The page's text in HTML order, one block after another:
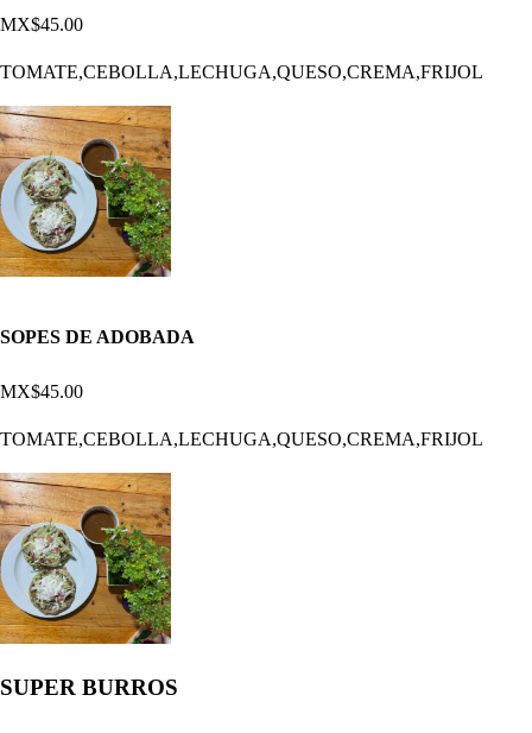
MX$45.00
TOMATE,CEBOLLA,LECHUGA,QUESO,CREMA,FRIJOL
SOPES DE ADOBADA
MX$45.00
TOMATE,CEBOLLA,LECHUGA,QUESO,CREMA,FRIJOL
SUPER BURROS